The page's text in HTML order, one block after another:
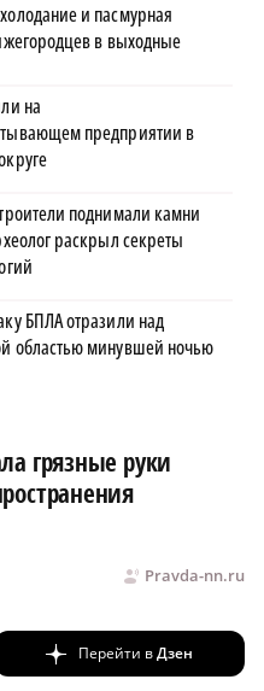
и пасмурная
в выходные
на
предприятии в
поднимали камни
раскрыл секреты
БПЛА отразили над
областью минувшей ночью
грязные руки
Pravda-nn.ru
Перейти вДзен